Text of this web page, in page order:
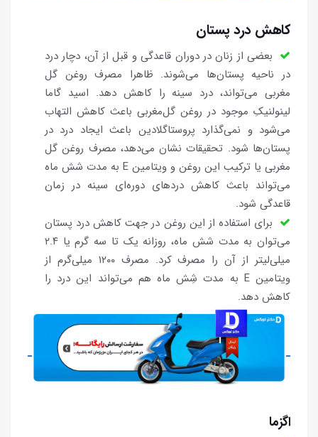
کاهش درد پستان
بعضی از زنان در دوران قاعدگی و قبل از آن، دچار درد
در ناحیه پستان‌ها می‌شوند. ظاهرا مصرف روغن گل
مغربی می‌تواند، درد سینه را کاهش دهد. اسید گاما
لینولنیکِ موجود در روغن گل‌مغربی باعث کاهش التهاب
می‌شود و نمی‌گذارد پروستاگلادین باعث ایجاد درد در
پستان‌ها شود. تحقیقات نشان می‌دهد، مصرف روغن گل
مغربی یا ترکیب این روغن و ویتامین E به مدت شش ماه
می‌تواند باعث کاهش دردهای دوره‌ای سینه در زمان
قاعدگی شود.
برای استفاده از این روغن در جهت کاهش درد پستان
می‌توان به مدت شش ماه، روزانه یک تا سه گرم یا ۲.۴
میلی‌لیتر از آن را مصرف کرد. مصرف ۱۲۰۰ میلی‌گرم از
ویتامین E به مدت شِش ماه هم می‌تواند این درد را
کاهش دهد.
اگزما